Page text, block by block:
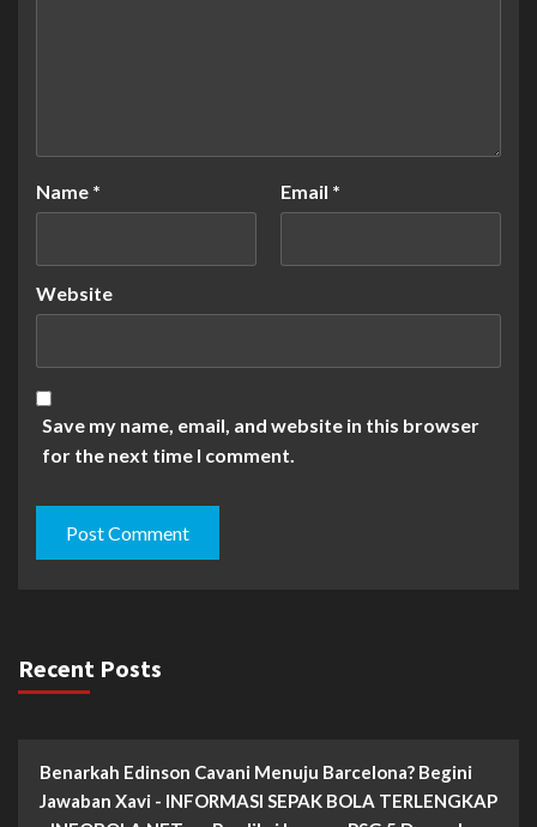
Name * Email *
Website
Save my name, email, and website in this browser
for the next time I comment.
Recent Posts
Benarkah Edinson Cavani Menuju Barcelona? Begini
Jawaban Xavi - INFORMASI SEPAK BOLA TERLENGKAP